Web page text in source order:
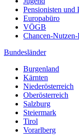
Pensionisten und
Europabüro
VÖGB
Chancen-
Bundesländer
Burgenland
Kärnten
Niederösterreich
Oberösterreich
Salzburg
Steiermark
Tirol
Vorarlberg